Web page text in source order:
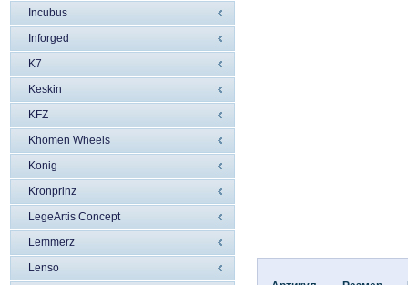
Incubus
Inforged
K7
Keskin
KFZ
Khomen Wheels
Konig
Kronprinz
LegeArtis Concept
Lemmerz
Lenso